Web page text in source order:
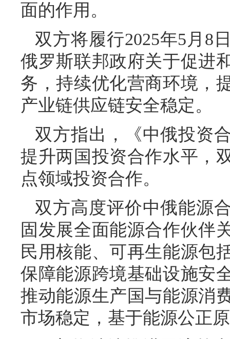
面的作用。
双方将履行2025年5月8
俄罗斯联邦政府关于促进
务，持续优化营商环境，
产业链供应链安全稳定。
双方指出，《中俄投资
提升两国投资合作水平，
点领域投资合作。
双方高度评价中俄能源
固发展全面能源合作伙伴
民用核能、可再生能源包
保障能源跨境基础设施安
推动能源生产国与能源消
市场稳定，基于能源公正